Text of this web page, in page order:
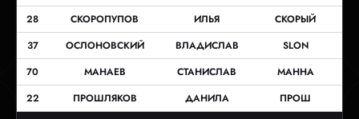
28
СКОРОПУПОВ ИЛЬЯ
СКОРЫЙ
37
ОСЛОНОВСКИЙ ВЛАДИСЛАВ
SLON
70
МАНАЕВ СТАНИСЛАВ
МАННА
22
ПРОШЛЯКОВ ДАНИЛА ПРОШ